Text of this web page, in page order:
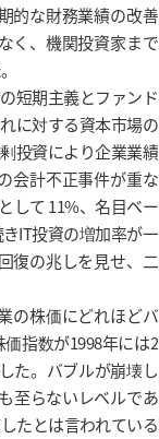
的な財務業績の改善
く、機関投資家まで
短期主義とファンド
に対する資本市場の
投資により企業業績
会計不正事件が重な
して 11%、名目ベー
IT投資の増加率が一
復の兆しを見せ、二
の株価にどれほどバ
指数が1998年には2
た。バブルが崩壊し
至らないレベルであ
たとは言われている